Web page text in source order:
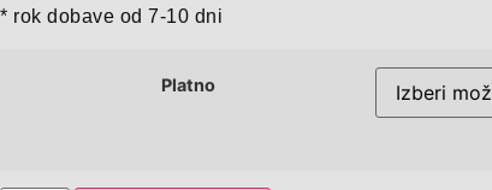
* rok dobave od 7-10 dni
Platno